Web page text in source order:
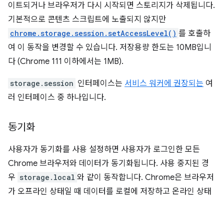
이트되거나 브라우저가 다시 시작되면 스토리지가 삭제됩니다.
기본적으로 콘텐츠 스크립트에 노출되지 않지만
chrome.storage.session.setAccessLevel() 를 호출하
여 이 동작을 변경할 수 있습니다. 저장용량 한도는 10MB입니
다 (Chrome 111 이하에서는 1MB).
storage.session 인터페이스는 서비스 워커에 권장되는 여
러 인터페이스 중 하나입니다.
동기화
사용자가 동기화를 사용 설정하면 사용자가 로그인한 모든
Chrome 브라우저와 데이터가 동기화됩니다. 사용 중지된 경
우 storage.local 와 같이 동작합니다. Chrome은 브라우저
가 오프라인 상태일 때 데이터를 로컬에 저장하고 온라인 상태